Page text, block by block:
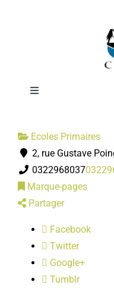
Toggle
DÉMARCHES
SERVICES MUNICIPAUX
PRATIQUE
LOISIRS
Ecoles Primaires
2, rue Gustave
0322968037
Marque-pages
Partager
Facebook
Twitter
Google+
Tumblr